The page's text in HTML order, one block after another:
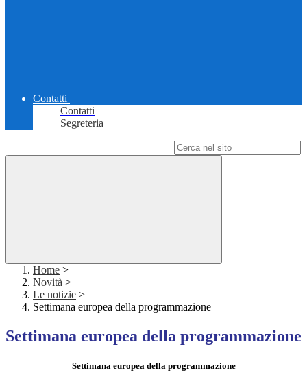
Contatti
Contatti
Segreteria
Home >
Novità >
Le notizie >
Settimana europea della programmazione
Settimana europea della programmazione
Settimana europea della programmazione